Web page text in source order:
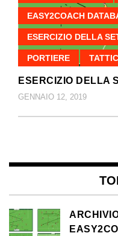
EASY2COACH
ESERCIZIO DELLA
PORTIERE
ESERCIZIO DELLA
GENNAIO 12, 2019